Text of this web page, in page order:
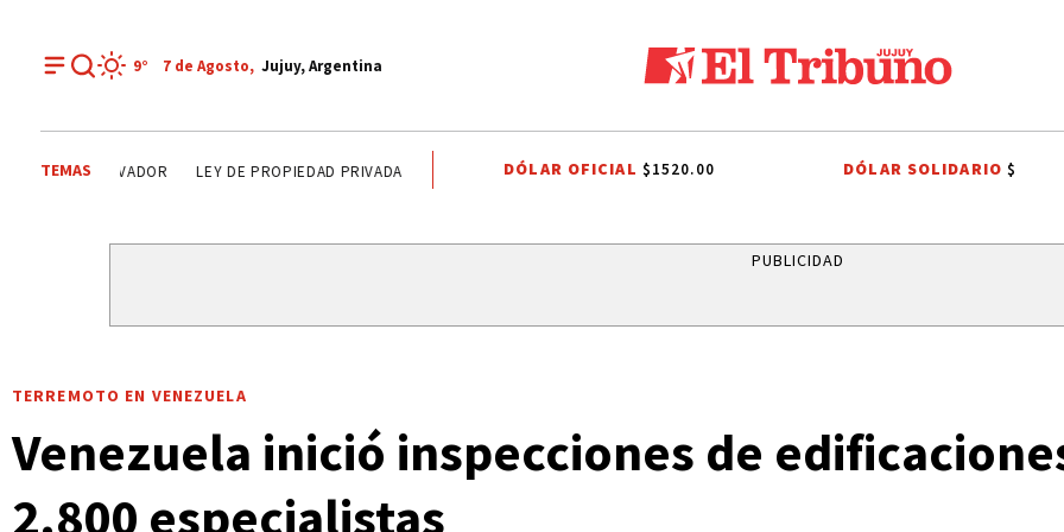
9° 7 de Agosto, Jujuy, Argentina
TEMAS
SAN SALVADOR LEY DE PROPIEDAD PRIVADA LEY DE TIERRAS CANDELA ARIZAGA TALLERES DE OFICIOS FIESTAS PATRONALES
DÓLAR OFICIAL $1520.00 DÓLAR SOLIDARIO$
PUBLICIDAD
TERREMOTO EN VENEZUELA
Venezuela inició inspecciones de
2.800 especialistas